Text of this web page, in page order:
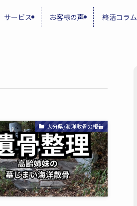
サービス お客様の声 終活コラム
大分県/海洋散骨の報告